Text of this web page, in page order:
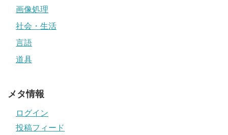
画像処理
社会・生活
言語
道具
メタ情報
ログイン
投稿フィード